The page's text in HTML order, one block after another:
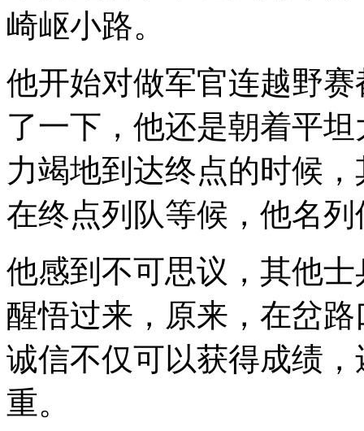
崎岖小路。
他开始对做军官连越野
了一下，他还是朝着平
力竭地到达终点的时候
在终点列队等候，他名
他感到不可思议，其他
醒悟过来，原来，在岔
诚信不仅可以获得成绩
重。